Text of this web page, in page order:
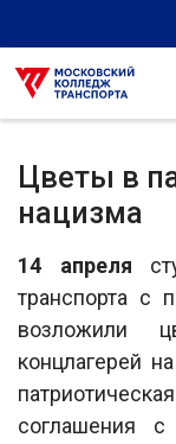
Цветы в
нацизма
14 апреля
транспорта с
возложили
концлагерей
соглашения с